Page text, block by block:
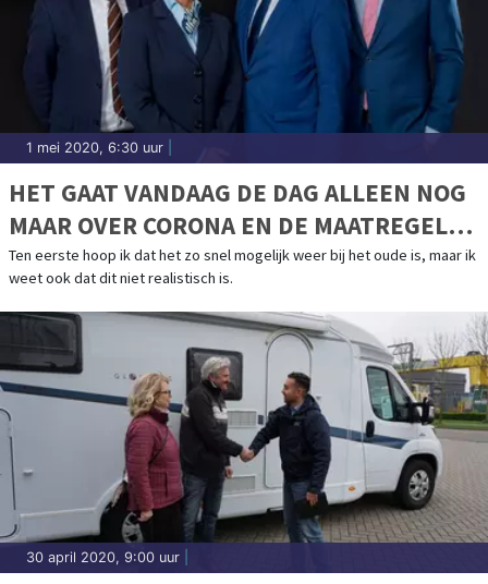
1 mei 2020, 6:30 uur
HET GAAT VANDAAG DE DAG ALLEEN NOG
MAAR OVER CORONA EN DE MAATREGELEN
DIE HIER AAN VASTZITTEN.
Ten eerste hoop ik dat het zo snel mogelijk weer bij het oude is, maar ik
weet ook dat dit niet realistisch is.
30 april 2020, 9:00 uur